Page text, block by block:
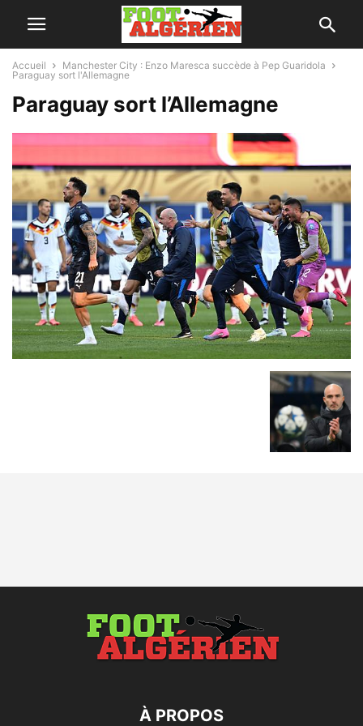
Accueil
Manchester City : Enzo Maresca succède à Pep Guaridola
Paraguay sort l'Allemagne
Paraguay sort l’Allemagne
À PROPOS